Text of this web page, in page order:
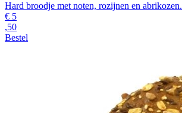
Hard broodje met noten, rozijnen en abrikozen.
€ 5
,50
Bestel